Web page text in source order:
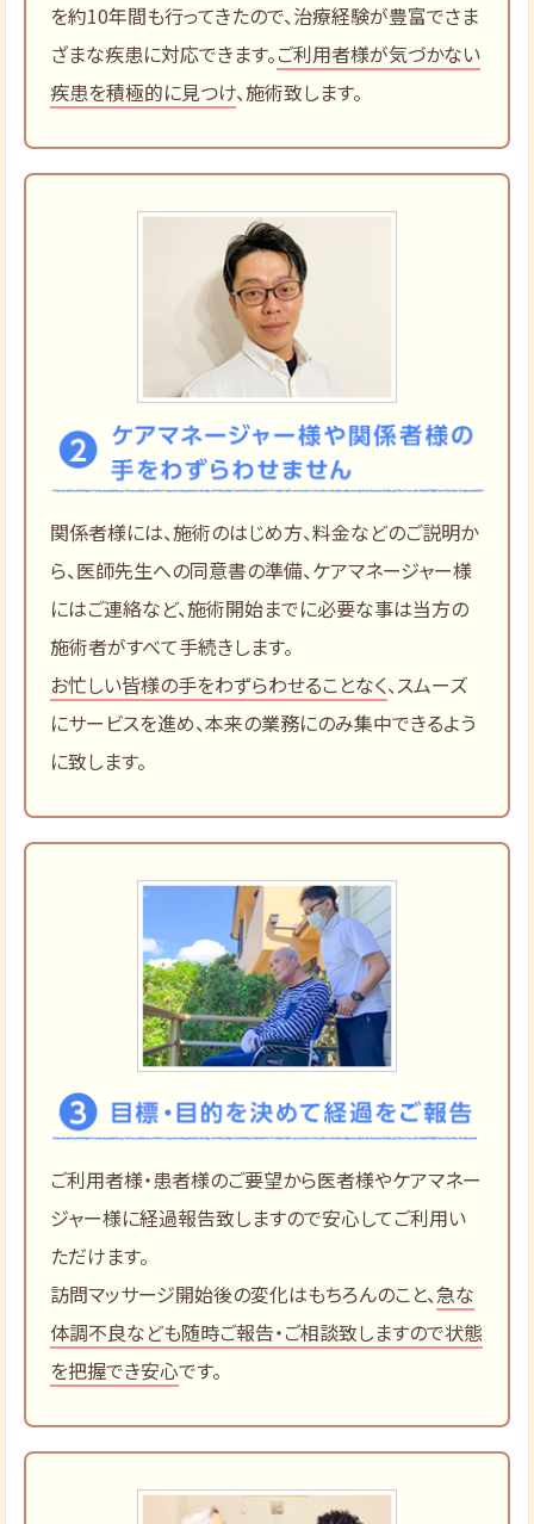
を約10年間も行ってきたので、治療経験が豊富でさま
ざまな疾患に対応できます。ご利用者様が気づかない
疾患を積極的に見つけ、施術致します。
関係者様には、施術のはじめ方、料金などのご説明か
ら、医師先生への同意書の準備、ケアマネージャー様
にはご連絡など、施術開始までに必要な事は当方の
施術者がすべて手続きします。
お忙しい皆様の手をわずらわせることなく、スムーズ
にサービスを進め、本来の業務にのみ集中できるよう
に致します。
ご利用者様・患者様のご要望から医者様やケアマネー
ジャー様に経過報告致しますので安心してご利用い
ただけます。
訪問マッサージ開始後の変化はもちろんのこと、急な
体調不良なども随時ご報告・ご相談致しますので状態
を把握でき安心です。